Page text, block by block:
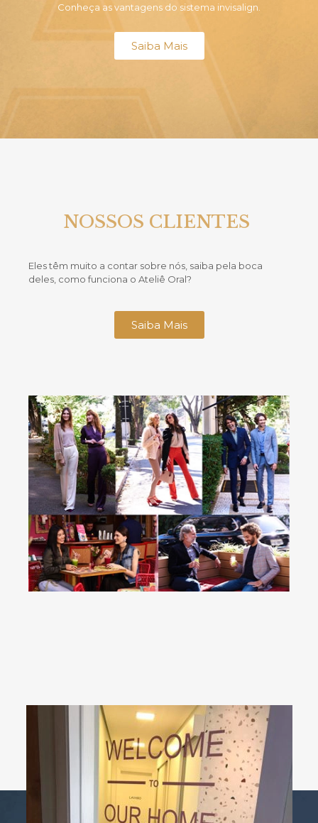
Conheça as vantagens do sistema invisalign.
Saiba Mais
NOSSOS CLIENTES
Eles têm muito a contar sobre nós, saiba pela boca
deles, como funciona o Ateliê Oral?
Saiba Mais